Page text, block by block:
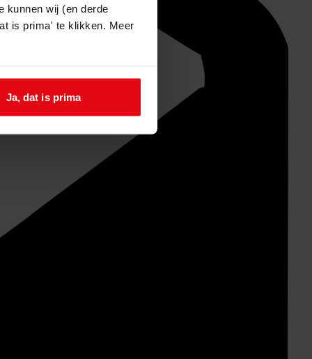
kunnen wij (en derde
is prima' te klikken. Meer
Ja, dat is prima